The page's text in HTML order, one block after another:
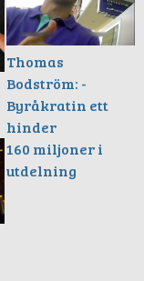
Thomas
Bodström: -
Byråkratin ett
hinder
160 miljoner i
utdelning